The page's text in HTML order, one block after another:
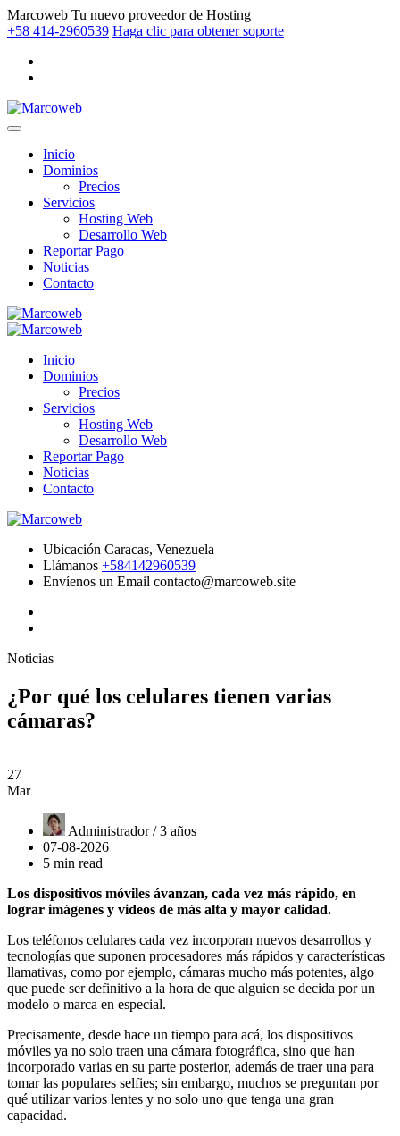
Marcoweb Tu nuevo proveedor de Hosting
+58 414-2960539 Haga clic para obtener soporte
Inicio
Dominios
Precios
Servicios
Hosting Web
Desarrollo Web
Reportar Pago
Noticias
Contacto
Inicio
Dominios
Precios
Servicios
Hosting Web
Desarrollo Web
Reportar Pago
Noticias
Contacto
Ubicación Caracas, Venezuela
Llámanos +584142960539
Envíenos un Email contacto@marcoweb.site
Noticias
¿Por qué los celulares tienen varias
cámaras?
27
Mar
Administrador /3 años
07-08-2026
5 min read
Los dispositivos móviles ávanzan, cada vez más rápido, en
lograr imágenes y videos de más alta y mayor calidad.
Los teléfonos celulares cada vez incorporan nuevos desarrollos y
tecnologías que suponen procesadores más rápidos y características
llamativas, como por ejemplo, cámaras mucho más potentes, algo
que puede ser definitivo a la hora de que alguien se decida por un
modelo o marca en especial.
Precisamente, desde hace un tiempo para acá, los dispositivos
móviles ya no solo traen una cámara fotográfica, sino que han
incorporado varias en su parte posterior, además de traer una para
tomar las populares selfies; sin embargo, muchos se preguntan por
qué utilizar varios lentes y no solo uno que tenga una gran
capacidad.